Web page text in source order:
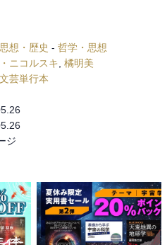
フェミニズムを可能にした諸条
持に欠かせない諸条件を悪化さ
ニズムの中心的課題であるべき
歴史的・論理的な絡み合いは、
が表裏一体となった人間存在の
性解放と環境危機、人新世にお
ランス気鋭の研究者が新しいフ
ら書かれたこの重要な著作は、
にとっても間違いなく示唆に富む
ニュエル・トッド氏
想・歴史 - 哲学・思想
ニコルスキ 橘明美
芸単行本
ジ